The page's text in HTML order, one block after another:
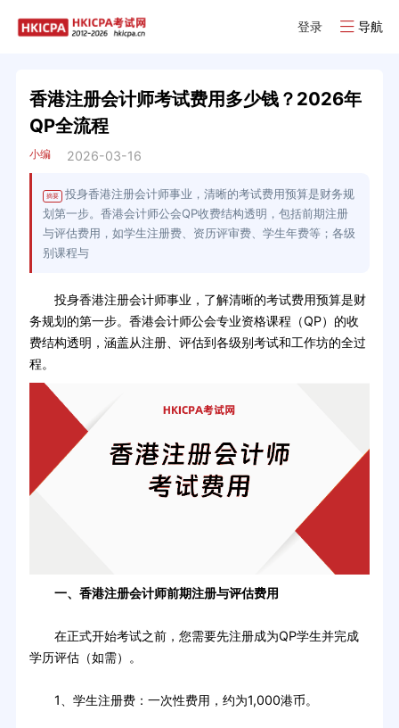
登录 导航
香港注册会计师考试费用多少钱？2026年
QP全流程
小编 2026-03-16
摘要
投身香港注册会计师事业，清晰的考试费用预算是财务规
划第一步。香港会计师公会QP收费结构透明，包括前期注册
与评估费用，如学生注册费、资历评审费、学生年费等；各级
别课程与
投身香港注册会计师事业，了解清晰的考试费用预算是财
务规划的第一步。香港会计师公会专业资格课程（QP）的收
费结构透明，涵盖从注册、评估到各级别考试和工作坊的全过
程。
一、香港注册会计师前期注册与评估费用
在正式开始考试之前，您需要先注册成为QP学生并完成
学历评估（如需）。
1、学生注册费：一次性费用，约为1,000港币。